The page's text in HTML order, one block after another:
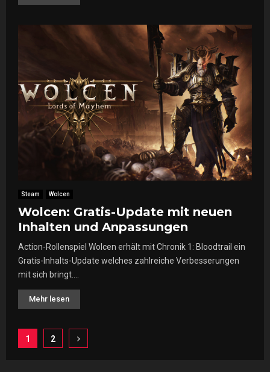
Steam Wolcen
Wolcen: Gratis-Update mit neuen
Inhalten und Anpassungen
Action-Rollenspiel Wolcen erhält mit Chronik 1: Bloodtrail ein
Gratis-Inhalts-Update welches zahlreiche Verbesserungen
mit sich bringt....
Mehr lesen
Seitennummerierung
1 2